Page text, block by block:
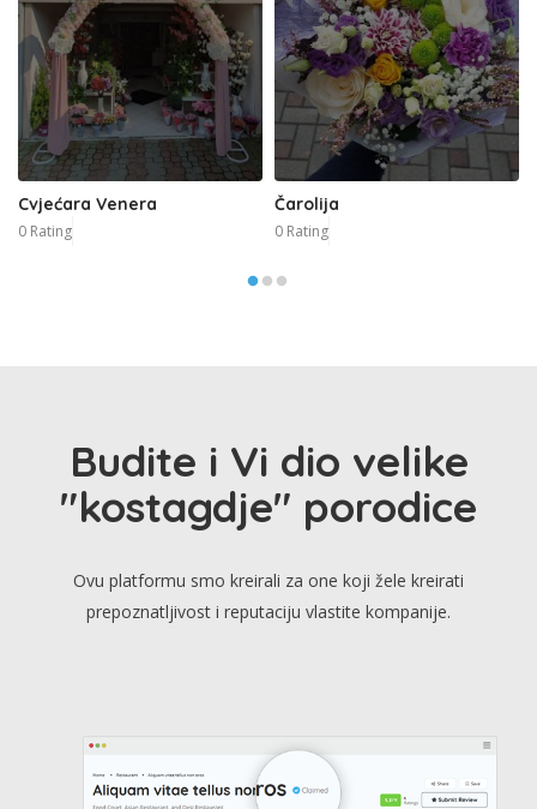
Cvjećara Venera
0 Rating
Čarolija
0 Rating
Budite i Vi dio velike
"kostagdje" porodice
Ovu platformu smo kreirali za one koji žele kreirati
prepoznatljivost i reputaciju vlastite kompanije.